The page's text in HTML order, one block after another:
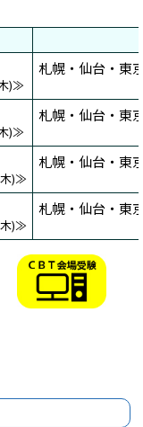
)≫
札幌・仙台・東
)≫
札幌・仙台・東
木)≫
札幌・仙台・東
木)≫
札幌・仙台・東